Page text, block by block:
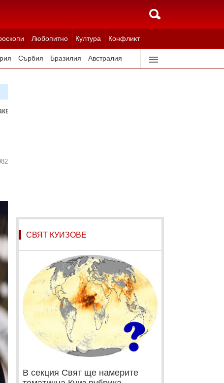
Любопитно Култура Конфликт
Сърбия Бразилия Австралия
си поискаме
СВЯТ КУИЗОВЕ
В секция Свят ще намерите